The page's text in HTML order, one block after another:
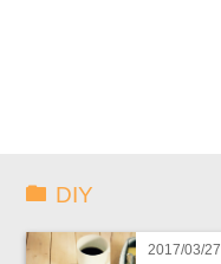
DIY
2017/03/27